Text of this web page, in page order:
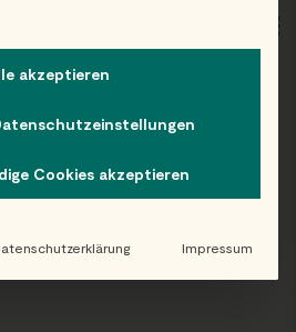
service groups for which consent
akzeptieren
Cookies akzeptieren
Impressum